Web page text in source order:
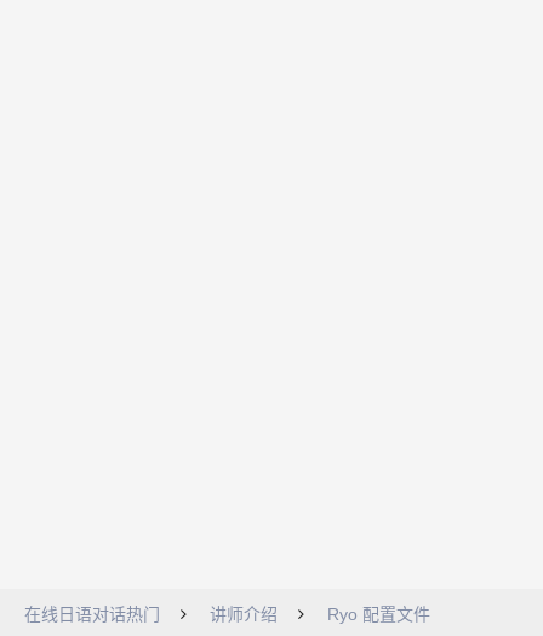
在线日语对话热门 讲师介绍
Ryo 配置文件